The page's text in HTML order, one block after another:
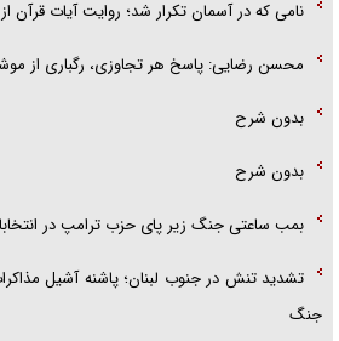
نامی که در آسمان تکرار شد؛ روایت آیات قرآن از
محسن رضایی: پاسخ هر تجاوزی، رگباری از
بدون شرح
بدون شرح
بمب ساعتی جنگ زیر پای حزب ترام‍پ در
تشدید تنش در جنوب لبنان؛ پاشنه آشیل
جنگ